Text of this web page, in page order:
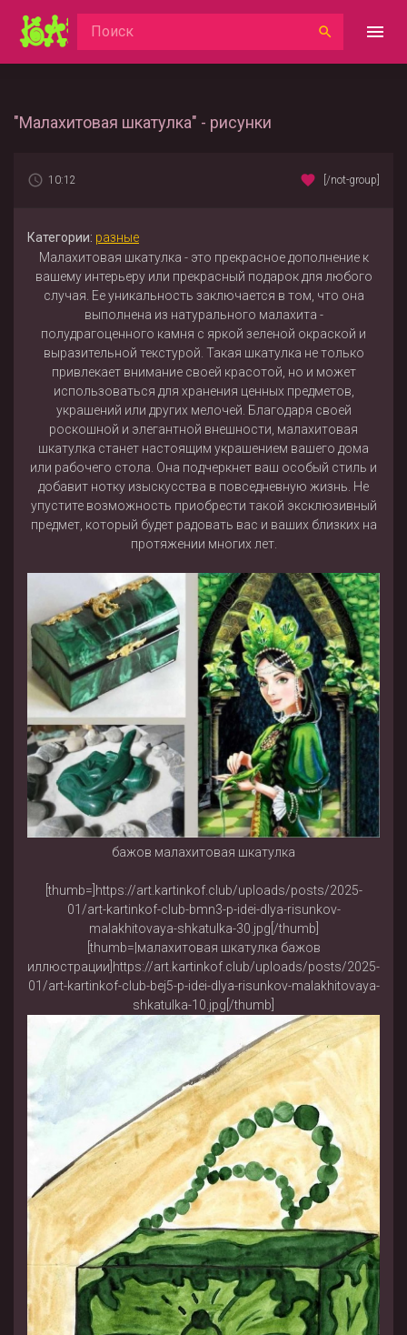
"Малахитовая шкатулка" - рисунки
10:12 [/not-group]
Категории: разные
Малахитовая шкатулка - это прекрасное дополнение к
вашему интерьеру или прекрасный подарок для любого
случая. Ее уникальность заключается в том, что она
выполнена из натурального малахита -
полудрагоценного камня с яркой зеленой окраской и
выразительной текстурой. Такая шкатулка не только
привлекает внимание своей красотой, но и может
использоваться для хранения ценных предметов,
украшений или других мелочей. Благодаря своей
роскошной и элегантной внешности, малахитовая
шкатулка станет настоящим украшением вашего дома
или рабочего стола. Она подчеркнет ваш особый стиль и
добавит нотку изыскусства в повседневную жизнь. Не
упустите возможность приобрести такой эксклюзивный
предмет, который будет радовать вас и ваших близких на
протяжении многих лет.
бажов малахитовая шкатулка
[thumb=]https://art.kartinkof.club/uploads/posts/2025-
01/art-kartinkof-club-bmn3-p-idei-dlya-risunkov-
malakhitovaya-shkatulka-30.jpg[/thumb]
[thumb=|малахитовая шкатулка бажов
иллюстрации]https://art.kartinkof.club/uploads/posts/2025-
01/art-kartinkof-club-bej5-p-idei-dlya-risunkov-malakhitovaya-
shkatulka-10.jpg[/thumb]